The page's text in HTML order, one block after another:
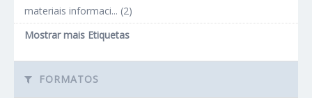
materiais informaci... (2)
Mostrar mais Etiquetas
FORMATOS